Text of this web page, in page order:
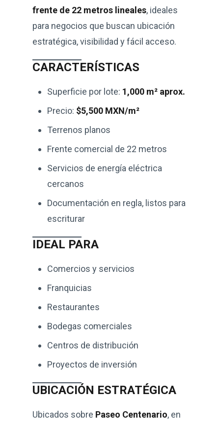
frente de 22 metros lineales, ideales
para negocios que buscan ubicación
estratégica, visibilidad y fácil acceso.
CARACTERÍSTICAS
Superficie por lote: 1,000 m² aprox.
Precio: $5,500 MXN/m²
Terrenos planos
Frente comercial de 22 metros
Servicios de energía eléctrica
cercanos
Documentación en regla, listos para
escriturar
IDEAL PARA
Comercios y servicios
Franquicias
Restaurantes
Bodegas comerciales
Centros de distribución
Proyectos de inversión
UBICACIÓN ESTRATÉGICA
Ubicados sobre Paseo Centenario, en